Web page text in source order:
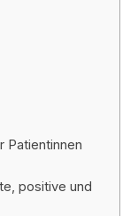
Patientinnen
positive und